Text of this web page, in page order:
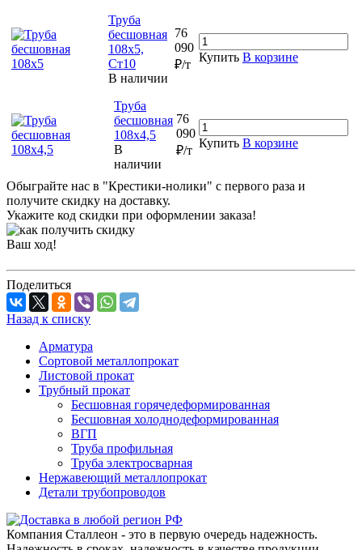
Труба
бесшовная
108х5,
Ст10
В наличии
76
090
₽/т
Купить В корзине
Труба
бесшовная
108х4,5
В
наличии
76
090
₽/т
Купить В корзине
Обыграйте нас в "Крестики-нолики" с первого раза и
получите скидку на доставку.
Укажите код скидки при оформлении заказа!
Ваш ход!
Поделиться
Назад к списку
Арматура
Сортовой металлопрокат
Листовой прокат
Трубный прокат
Бесшовная горячедеформированная
Бесшовная холоднодеформированная
ВГП
Труба профильная
Труба электросварная
Нержавеющий металлопрокат
Детали трубопроводов
Компания Сталлеон - это в первую очередь надежность.